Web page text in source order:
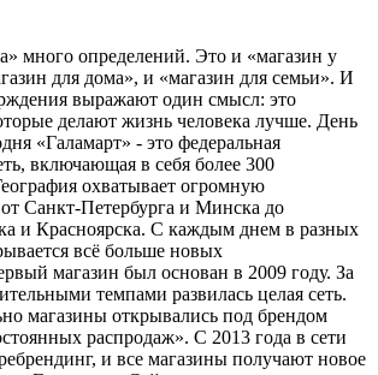
много определений. Это и «магазин у
для дома», и «магазин для семьи». И
выражают один смысл: это
делают жизнь человека лучше. День
«Галамарт» - это федеральная
включающая в себя более 300
охватывает огромную
Санкт-Петербурга и Минска до
и Красноярска. С каждым днем в разных
всё больше новых
магазин был основан в 2009 году. За
темпами развилась целая сеть.
магазины открывались под брендом
распродаж». С 2013 года в сети
и все магазины получают новое